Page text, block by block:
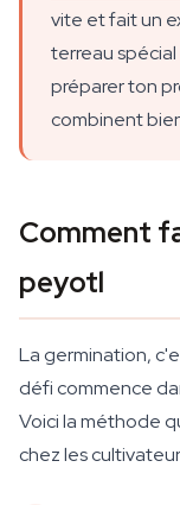
vite et fait un
terreau
préparer ton
combinent
Comment
peyotl
La germination,
défi commence
Voici la méthode
chez les